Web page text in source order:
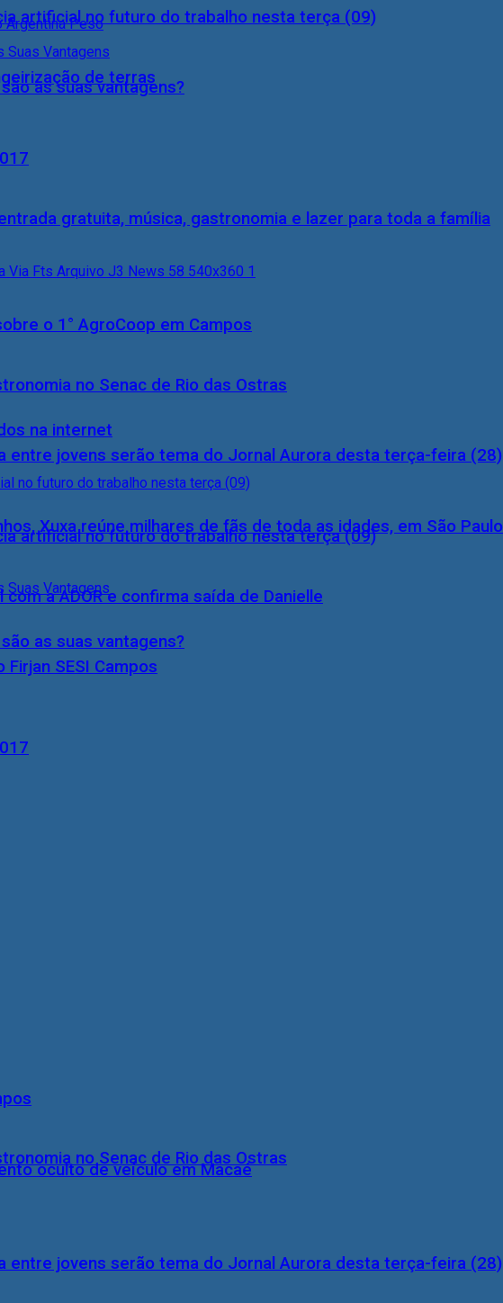
de terras
gratuita, música, gastronomia e lazer para toda a família
o 1° AgroCoop em Campos
na internet
artificial no futuro do trabalho nesta terça (09)
as suas vantagens?
no Senac de Rio das Ostras
entre jovens serão tema do Jornal Aurora desta terça-feira (28)
artificial no futuro do trabalho nesta terça (09)
as suas vantagens?
no Senac de Rio das Ostras
entre jovens serão tema do Jornal Aurora desta terça-feira (28)
Xuxa reúne milhares de fãs de toda as idades, em São Paulo
a ADOR e confirma saída de Danielle
SESI Campos
oculto de veículo em Macaé